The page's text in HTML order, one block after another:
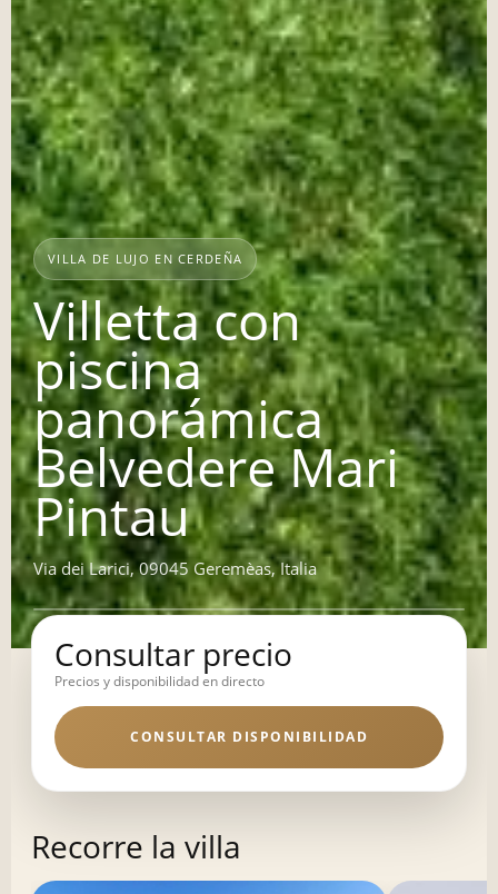
VILLA DE LUJO EN CERDEÑA
Villetta con
piscina
panorámica
Belvedere Mari
Pintau
Via dei Larici, 09045 Geremèas, Italia
Consultar precio
Precios y disponibilidad en directo
CONSULTAR DISPONIBILIDAD
Recorre la villa